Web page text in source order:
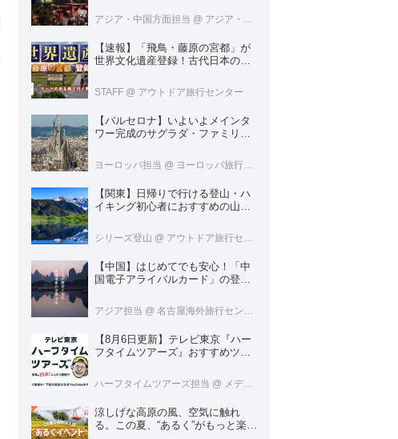
アジア・中国方面担当 @ アジア・中国旅行センター
【速報】「飛鳥・藤原の宮都」が
世界文化遺産登録！古代日本の原
ブツーリズムのテーマのある旅
STAFF @ アウトドア旅行センター
【バルセロナ】いよいよメインタ
ワー完成のサグラダ・ファミリア
ヨーロッパ担当 @ ヨーロッパ旅行センター
【関東】日帰りで行ける登山・ハ
イキング初心者におすすめの山１
シリーズ登山 @ アウトドア旅行センター
【中国】はじめてでも安心！「中
国電子アライバルカード」の登録
アジア担当 @ 名古屋海外旅行センター
【8月6日更新】テレビ東京『ハー
フタイムツアーズ』おすすめツア
ハーフタイムツアーズ担当 @ メディア開発
涼しげな高原の風、空気に触れ
る。この夏、“あるく”がもっと楽し